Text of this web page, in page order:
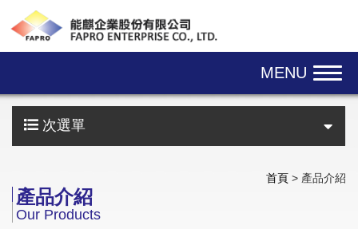
MENU
次選單
首頁 > 產品介紹
產品介紹
Our Products